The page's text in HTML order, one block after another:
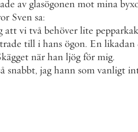
av glasögonen mot mina
Sven sa:
att vi två behöver lite
till i hans ögon. En likadan
när han ljög för mig.
snabbt, jag hann som vanligt